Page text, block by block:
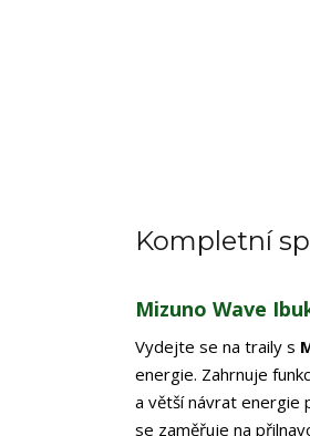
Kompletní
Mizuno Wave
Vydejte se na traily s
energie. Zahrnuje
a větší návrat energie
se zaměřuje na